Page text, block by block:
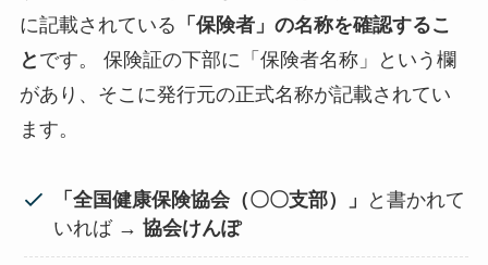
に記載されている 「保険者」の名称を確認するこ
と です。 保険証の下部に「保険者名称」という欄
があり、そこに発行元の正式名称が記載されてい
ます。
「全国健康保険協会（〇〇支部）」
と書かれて
いれば →協会けんぽ